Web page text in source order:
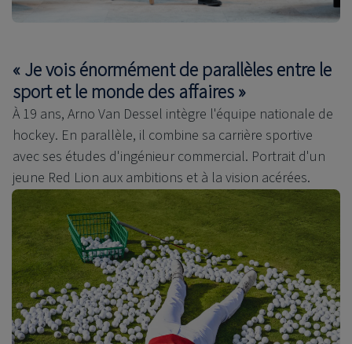
« Je vois énormément de parallèles entre le
sport et le monde des affaires »
À 19 ans, Arno Van Dessel intègre l'équipe nationale de
hockey. En parallèle, il combine sa carrière sportive
avec ses études d'ingénieur commercial. Portrait d'un
jeune Red Lion aux ambitions et à la vision acérées.